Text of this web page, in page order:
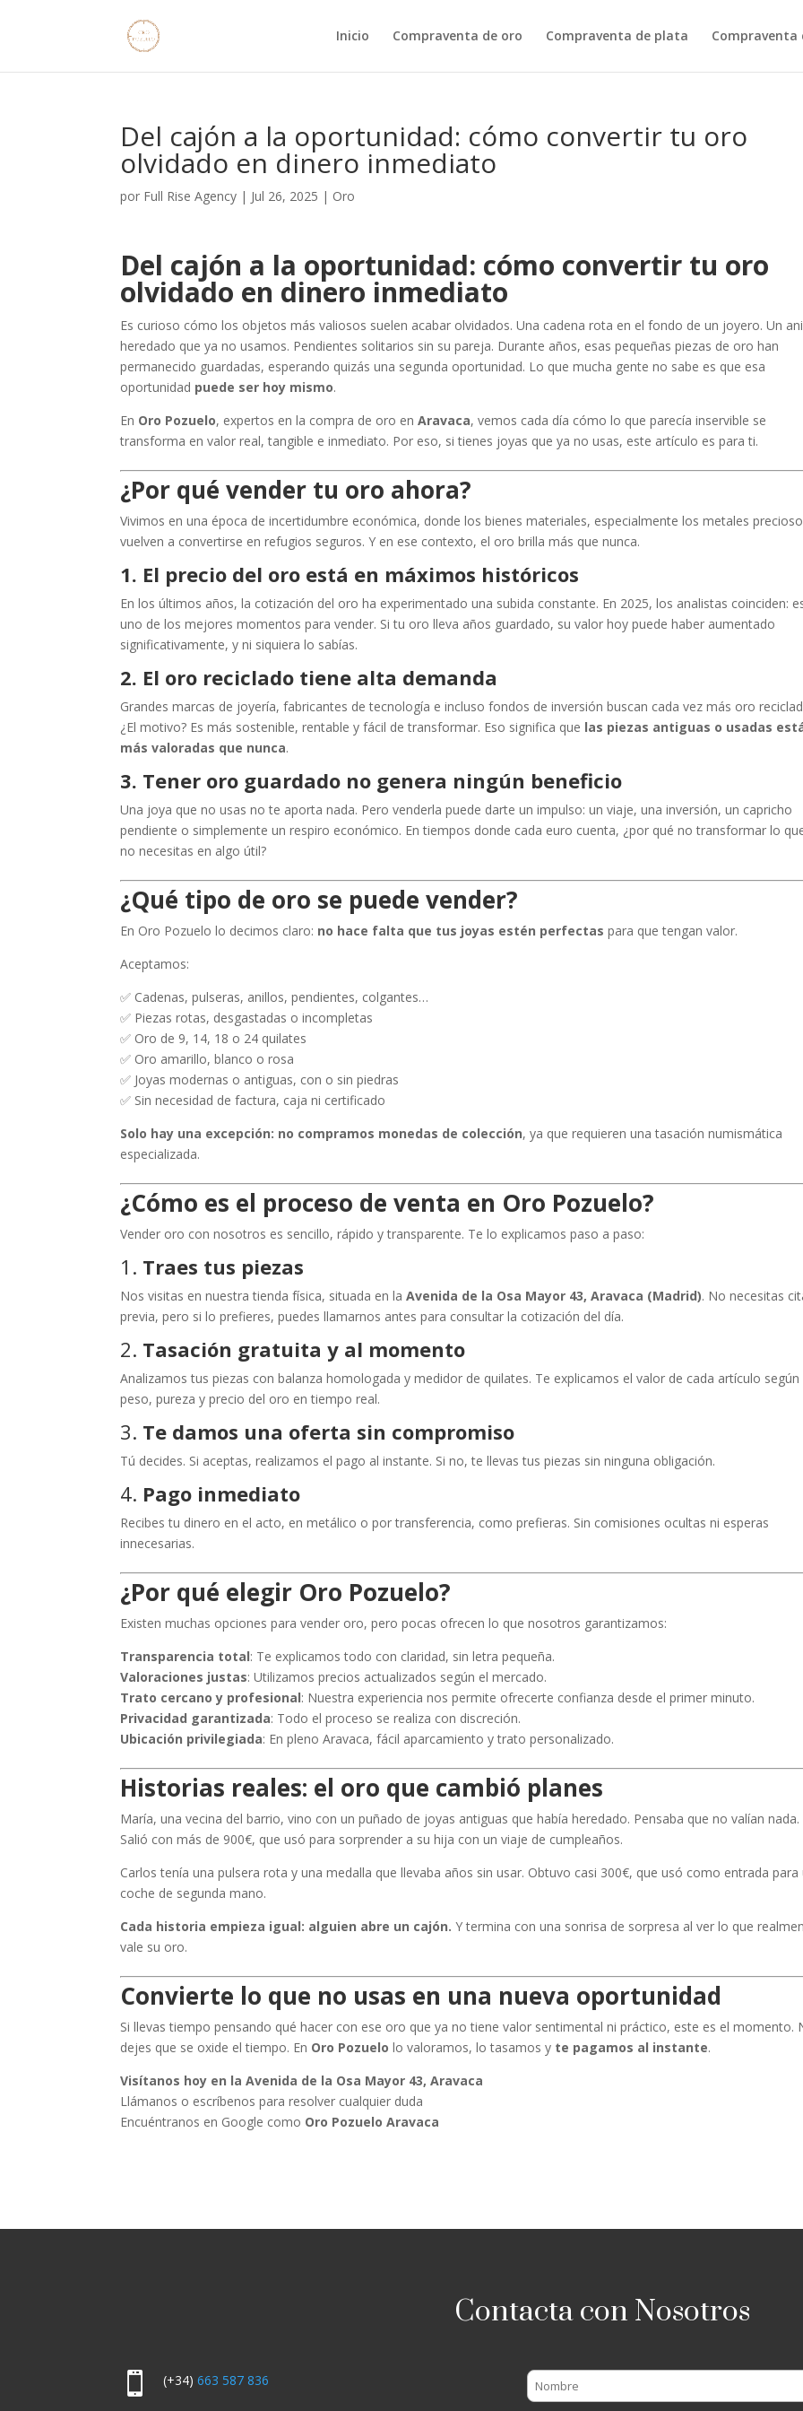
Inicio Compraventa de oro Compraventa de plata Compraventa
Del cajón a la oportunidad: cómo convertir tu oro
olvidado en dinero inmediato
por Full Rise Agency | Jul 26, 2025 | Oro
Del cajón a la oportunidad: cómo convertir tu oro
olvidado en dinero inmediato
Es curioso cómo los objetos más valiosos suelen acabar olvidados. Una cadena rota en el fondo de un joyero. Un
heredado que ya no usamos. Pendientes solitarios sin su pareja. Durante años, esas pequeñas piezas de oro han
permanecido guardadas, esperando quizás una segunda oportunidad. Lo que mucha gente no sabe es que esa
oportunidad puede ser hoy mismo.
En Oro Pozuelo, expertos en la compra de oro enAravaca, vemos cada día cómo lo que parecía inservible se
transforma en valor real, tangible e inmediato. Por eso, si tienes joyas que ya no usas, este artículo es para ti.
¿Por qué vender tu oro ahora?
Vivimos en una época de incertidumbre económica, donde los bienes materiales, especialmente los metales
vuelven a convertirse en refugios seguros. Y en ese contexto, el oro brilla más que nunca.
1. El precio del oro está en máximos históricos
En los últimos años, la cotización del oro ha experimentado una subida constante. En 2025, los analistas coinciden:
uno de los mejores momentos para vender. Si tu oro lleva años guardado, su valor hoy puede haber aumentado
significativamente, y ni siquiera lo sabías.
2. El oro reciclado tiene alta demanda
Grandes marcas de joyería, fabricantes de tecnología e incluso fondos de inversión buscan cada vez más oro
¿El motivo? Es más sostenible, rentable y fácil de transformar. Eso significa que las piezas antiguas o usadas
más valoradas que nunca.
3. Tener oro guardado no genera ningún beneficio
Una joya que no usas no te aporta nada. Pero venderla puede darte un impulso: un viaje, una inversión, un capricho
pendiente o simplemente un respiro económico. En tiempos donde cada euro cuenta, ¿por qué no transformar lo
no necesitas en algo útil?
¿Qué tipo de oro se puede vender?
En Oro Pozuelo lo decimos claro: no hace falta que tus joyas estén perfectas para que tengan valor.
Aceptamos:
✅ Cadenas, pulseras, anillos, pendientes, colgantes…
✅ Piezas rotas, desgastadas o incompletas
✅ Oro de 9, 14, 18 o 24 quilates
✅ Oro amarillo, blanco o rosa
✅ Joyas modernas o antiguas, con o sin piedras
✅ Sin necesidad de factura, caja ni certificado
Solo hay una excepción: no compramos monedas de colección, ya que requieren una tasación numismática
especializada.
¿Cómo es el proceso de venta en Oro Pozuelo?
Vender oro con nosotros es sencillo, rápido y transparente. Te lo explicamos paso a paso:
1. Traes tus piezas
Nos visitas en nuestra tienda física, situada en laAvenida de la Osa Mayor 43, Aravaca (Madrid). No necesitas
previa, pero si lo prefieres, puedes llamarnos antes para consultar la cotización del día.
2. Tasación gratuita y al momento
Analizamos tus piezas con balanza homologada y medidor de quilates. Te explicamos el valor de cada artículo según
peso, pureza y precio del oro en tiempo real.
3. Te damos una oferta sin compromiso
Tú decides. Si aceptas, realizamos el pago al instante. Si no, te llevas tus piezas sin ninguna obligación.
4. Pago inmediato
Recibes tu dinero en el acto, en metálico o por transferencia, como prefieras. Sin comisiones ocultas ni esperas
innecesarias.
¿Por qué elegir Oro Pozuelo?
Existen muchas opciones para vender oro, pero pocas ofrecen lo que nosotros garantizamos:
Transparencia total: Te explicamos todo con claridad, sin letra pequeña.
Valoraciones justas: Utilizamos precios actualizados según el mercado.
Trato cercano y profesional: Nuestra experiencia nos permite ofrecerte confianza desde el primer minuto.
Privacidad garantizada: Todo el proceso se realiza con discreción.
Ubicación privilegiada: En pleno Aravaca, fácil aparcamiento y trato personalizado.
Historias reales: el oro que cambió planes
María, una vecina del barrio, vino con un puñado de joyas antiguas que había heredado. Pensaba que no valían nada.
Salió con más de 900€, que usó para sorprender a su hija con un viaje de cumpleaños.
Carlos tenía una pulsera rota y una medalla que llevaba años sin usar. Obtuvo casi 300€, que usó como entrada para
coche de segunda mano.
Cada historia empieza igual: alguien abre un cajón. Y termina con una sonrisa de sorpresa al ver lo que
vale su oro.
Convierte lo que no usas en una nueva oportunidad
Si llevas tiempo pensando qué hacer con ese oro que ya no tiene valor sentimental ni práctico, este es el momento.
dejes que se oxide el tiempo. En Oro Pozuelo lo valoramos, lo tasamos y te pagamos al instante.
Visítanos hoy en la Avenida de la Osa Mayor 43, Aravaca
Llámanos o escríbenos para resolver cualquier duda
Encuéntranos en Google como Oro Pozuelo Aravaca
Contacta con Nosotros
 (+34) 663 587 836